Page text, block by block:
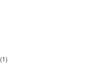
(1)